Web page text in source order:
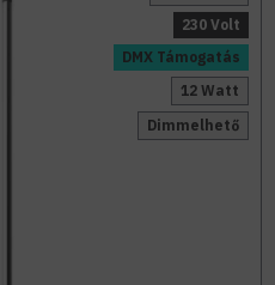
12 Watt
Dimmelhető
230 Volt
DMX Támogatás